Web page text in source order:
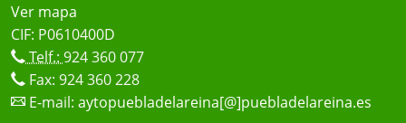
Ver mapa
CIF: P0610400D
Telf.: 924 360 077
Fax: 924 360 228
E-mail: aytopuebladelareina[@]puebladelareina.es